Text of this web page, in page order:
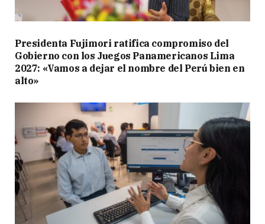
Presidenta Fujimori ratifica compromiso del
Gobierno con los Juegos Panamericanos Lima
2027: «Vamos a dejar el nombre del Perú bien en
alto»